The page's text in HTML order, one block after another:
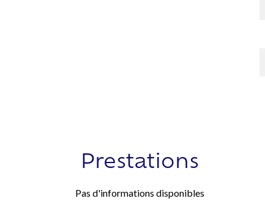
Prestations
Pas d'informations disponibles